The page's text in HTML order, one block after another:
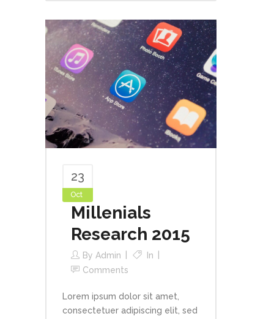
23
Oct
Millenials
Research 2015
By Admin
In
Comments
Lorem ipsum dolor sit amet,
consectetuer adipiscing elit, sed